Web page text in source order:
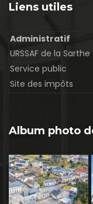
Liens utiles
Administratif
URSSAF de la Sarthe
Service public
Site des impôts
Album photo